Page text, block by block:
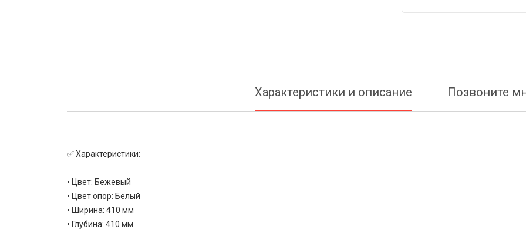
Характеристики и описание Позвоните
✅ Характеристики:
• Цвет: Бежевый
• Цвет опор: Белый
• Ширина: 410 мм
• Глубина: 410 мм